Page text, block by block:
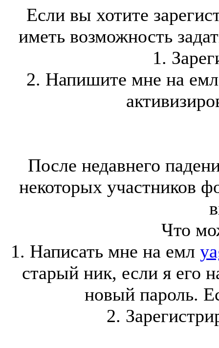
Если вы хотите
иметь возможность
1.
2. Напишите мне на
После недавнего
некоторых участников
Что
1. Написать мне на емл
старый ник, если я его
новый пароль.
2.